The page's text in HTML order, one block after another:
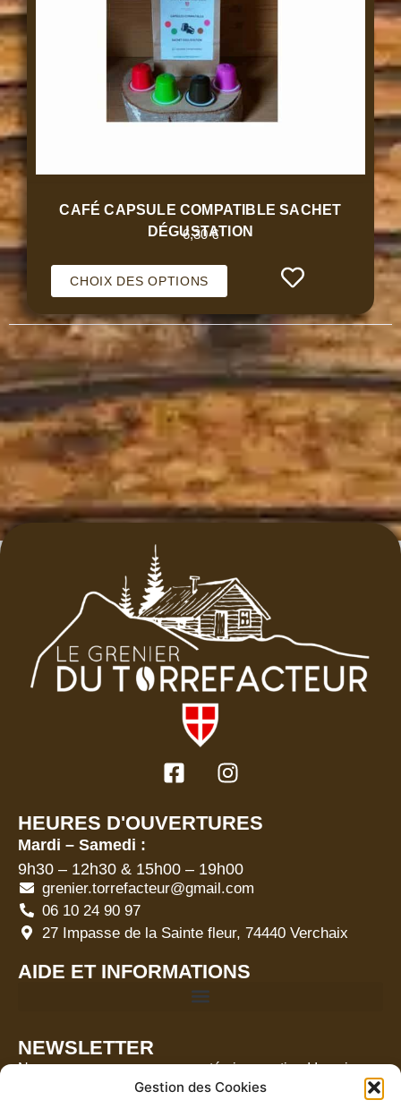
Gestion des Cookies
CAFÉ CAPSULE COMPATIBLE SACHET
DÉGUSTATION
6,30€
CHOIX DES OPTIONS
HEURES D'OUVERTURES
Mardi – Samedi :
9h30 – 12h30 & 15h00 – 19h00
grenier.torrefacteur@gmail.com
06 10 24 90 97
27 Impasse de la Sainte fleur, 74440 Verchaix
AIDE ET INFORMATIONS
NEWSLETTER
Ne manquez aucune nouveauté ni promotion ! Inscrivez-
vous à notre newsletter pour rester informé(e) en